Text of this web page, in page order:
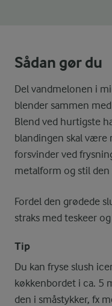
Sådan gør du
Del vandmelonen i
blender sammen
Blend ved hurtigste
blandingen skal være
forsvinder ved
metalform og stil
Fordel den grødede
straks med teskeer
Tip
Du kan fryse slush
køkkenbordet i ca. 5
den i småstykker, fx